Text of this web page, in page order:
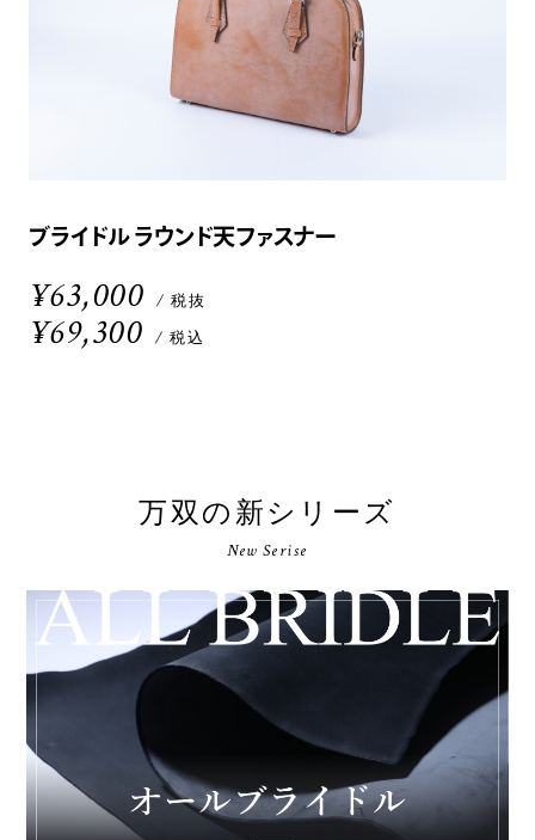
ブライドル ラウンド天ファスナー
¥63,000 / 税抜
¥69,300 / 税込
万双の新シリーズ
New Serise